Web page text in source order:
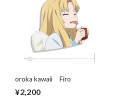
oroka kawaii Firo
¥2,200